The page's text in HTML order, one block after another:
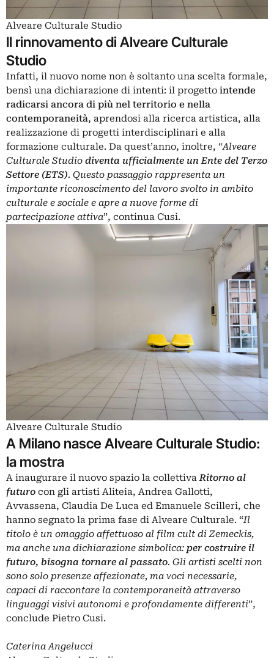
Alveare Culturale Studio
Il rinnovamento di Alveare Culturale
Studio
Infatti, il nuovo nome non è soltanto una scelta formale,
bensì una dichiarazione di intenti: il progetto intende
radicarsi ancora di più nel territorio e nella
contemporaneità, aprendosi alla ricerca artistica, alla
realizzazione di progetti interdisciplinari e alla
formazione culturale. Da quest’anno, inoltre, “Alveare
Culturale Studio diventa ufficialmente un Ente del Terzo
Settore (ETS). Questo passaggio rappresenta un
importante riconoscimento del lavoro svolto in ambito
culturale e sociale e apre a nuove forme di
partecipazione attiva”, continua Cusi.
Alveare Culturale Studio
A Milano nasce Alveare Culturale Studio:
la mostra
A inaugurare il nuovo spazio la collettivaRitorno al
futuro con gli artisti Aliteia, Andrea Gallotti,
Avvassena, Claudia De Luca ed Emanuele Scilleri, che
hanno segnato la prima fase di Alveare Culturale. “Il
titolo è un omaggio affettuoso al film cult di Zemeckis,
ma anche una dichiarazione simbolica: per costruire il
futuro, bisogna tornare al passato. Gli artisti scelti non
sono solo presenze affezionate, ma voci necessarie,
capaci di raccontare la contemporaneità attraverso
linguaggi visivi autonomi e profondamente differenti”,
conclude Pietro Cusi.
Caterina Angelucci